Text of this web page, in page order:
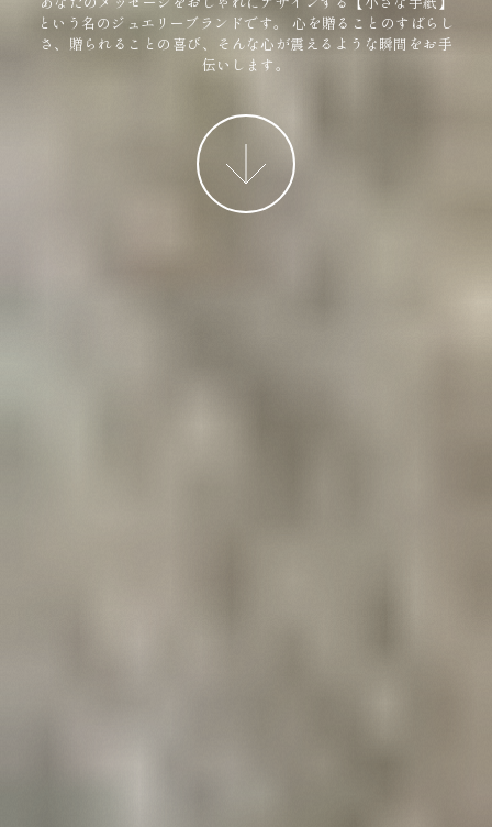
という名のジュエリーブランドです。
心を贈ることのすばらし
さ、贈られることの喜び、そんな心が震えるような瞬間をお手
伝いします。